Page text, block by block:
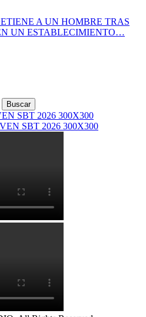
A UN HOMBRE TRAS
UN ESTABLECIMIENTO…
Buscar